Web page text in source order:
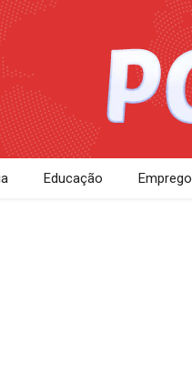
Educação Emprego